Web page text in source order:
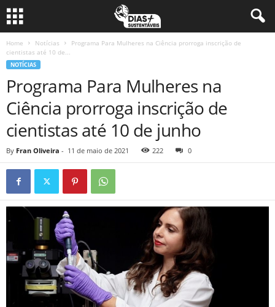
Home Notícias
Programa Para Mulheres na Ciência prorroga inscrição de
cientistas até 10 de...
NOTÍCIAS
Programa Para Mulheres na
Ciência prorroga inscrição de
cientistas até 10 de junho
By Fran Oliveira - 11 de maio de 2021 222 0